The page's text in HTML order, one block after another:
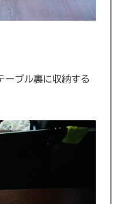
ーブル裏に収納する